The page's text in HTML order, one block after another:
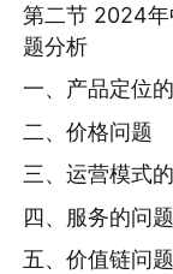
第二节 2024年
题分析
一、产品定位
二、价格问题
三、运营模式
四、服务的问题
五、价值链问题